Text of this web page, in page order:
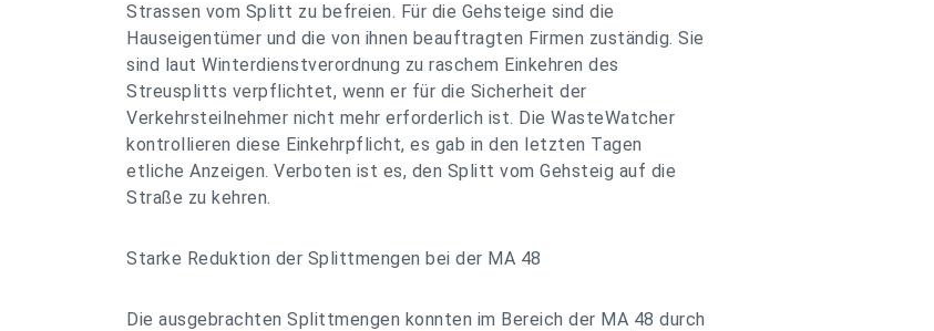
Strassen vom Splitt zu befreien. Für die Gehsteige sind die
Hauseigentümer und die von ihnen beauftragten Firmen zuständig. Sie
sind laut Winterdienstverordnung zu raschem Einkehren des
Streusplitts verpflichtet, wenn er für die Sicherheit der
Verkehrsteilnehmer nicht mehr erforderlich ist. Die WasteWatcher
kontrollieren diese Einkehrpflicht, es gab in den letzten Tagen
etliche Anzeigen. Verboten ist es, den Splitt vom Gehsteig auf die
Straße zu kehren.
Starke Reduktion der Splittmengen bei der MA 48
Die ausgebrachten Splittmengen konnten im Bereich der MA 48 durch